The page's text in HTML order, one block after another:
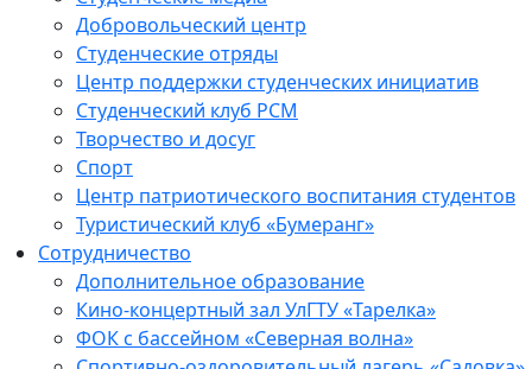
Добровольческий центр
Студенческие отряды
Центр поддержки студенческих инициатив
Студенческий клуб РСМ
Творчество и досуг
Спорт
Центр патриотического воспитания студентов
Туристический клуб «Бумеранг»
Сотрудничество
Дополнительное образование
Кино-концертный зал УлГТУ «Тарелка»
ФОК с бассейном «Северная волна»